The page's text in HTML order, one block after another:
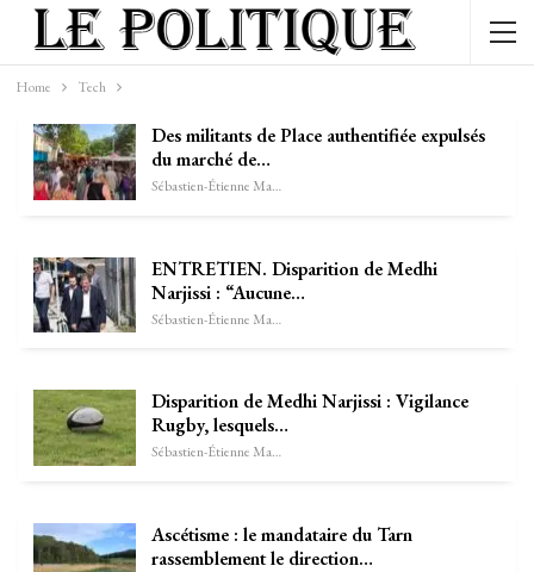
Home Tech
Des militants de Place authentifiée expulsés
du marché de…
Sébastien-Étienne Marechal
ENTRETIEN. Disparition de Medhi
Narjissi : “Aucune…
Sébastien-Étienne Marechal
Disparition de Medhi Narjissi : Vigilance
Rugby, lesquels…
Sébastien-Étienne Marechal
Ascétisme : le mandataire du Tarn
rassemblement le direction…